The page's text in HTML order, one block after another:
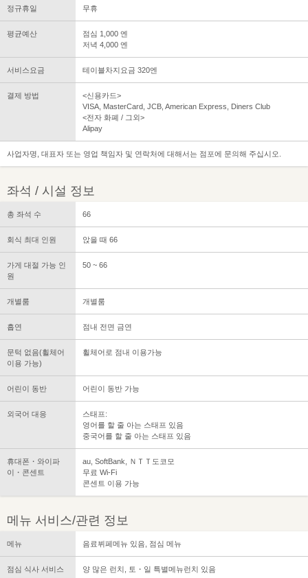
정규휴일 무휴
평균예산
점심 1,000 엔
저녁 4,000 엔
서비스요금 테이블차지요금 320엔
결제 방법
<신용카드>
VISA, MasterCard, JCB, American Express, Diners Club
<전자 화폐 / 그외>
Alipay
사업자명, 대표자 또는 영업 책임자 및 연락처에 대해서는 점포에 문의해 주십시오.
좌석 / 시설 정보
총 좌석 수 66
회식 최대 인원 앉을 때 66
가게 대절 가능 인
원
50 ~ 66
개별룸 개별룸
흡연 점내 전면 금연
문턱 없음(휠체어
이용 가능)
휠체어로 점내 이용가능
어린이 동반 어린이 동반 가능
외국어 대응
스태프:
영어를 할 줄 아는 스태프 있음
중국어를 할 줄 아는 스태프 있음
휴대폰・와이파
이・콘센트
au, SoftBank, ＮＴＴ도코모
무료 Wi-Fi
콘센트 이용 가능
메뉴 서비스/관련 정보
메뉴 음료뷔페메뉴 있음, 점심 메뉴
점심 식사 서비스 양 많은 런치, 토・일 특별메뉴런치 있음